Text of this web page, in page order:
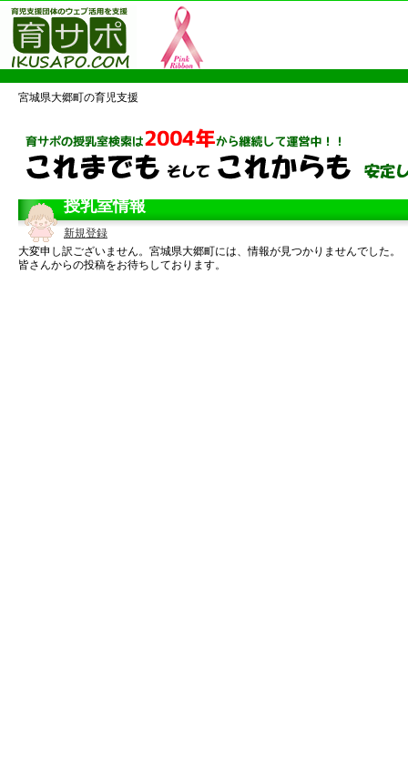
宮城県大郷町の育児支援
授乳室情報
新規登録
大変申し訳ございません。宮城県大郷町には、情報が見つかりませんでした。
皆さんからの投稿をお待ちしております。